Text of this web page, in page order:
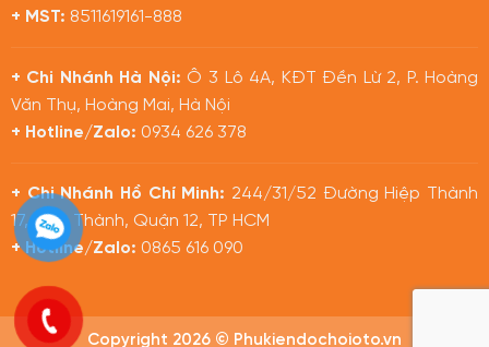
+ MST: 8511619161-888
+ Chi Nhánh Hà Nội: Ô 3 Lô 4A, KĐT Đền Lừ 2, P. Hoàng
Văn Thụ, Hoàng Mai, Hà Nội
+ Hotline/Zalo: 0934 626 378
+ Chi Nhánh Hồ Chí Minh: 244/31/52 Đường Hiệp Thành
17, Hiệp Thành, Quận 12, TP HCM
+ Hotline/Zalo: 0865 616 090
Copyright 2026 © Phukiendochoioto.vn